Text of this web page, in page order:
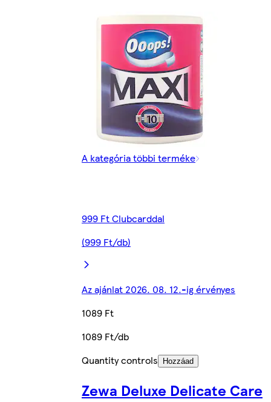
A kategória többi terméke
999 Ft Clubcarddal
(999 Ft/db)
Az ajánlat 2026. 08. 12.-ig érvényes
1089 Ft
1089 Ft/db
Quantity controls
Hozzáad
Zewa Deluxe Delicate Care